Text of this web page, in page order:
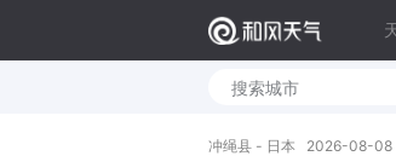
冲绳县 - 日本 2026-08-